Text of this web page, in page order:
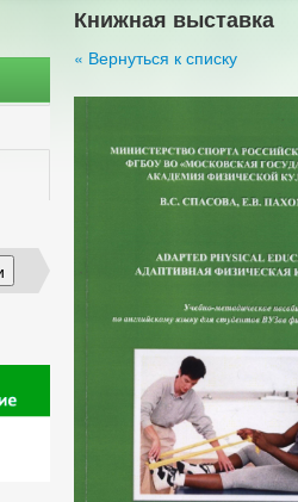
Книжная выставка
« Вернуться к списку